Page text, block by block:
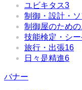
ユビキタス3
制御・設計・
制御屋のため
技能検定・シ
旅行・出張16
日々是精進6
バナー